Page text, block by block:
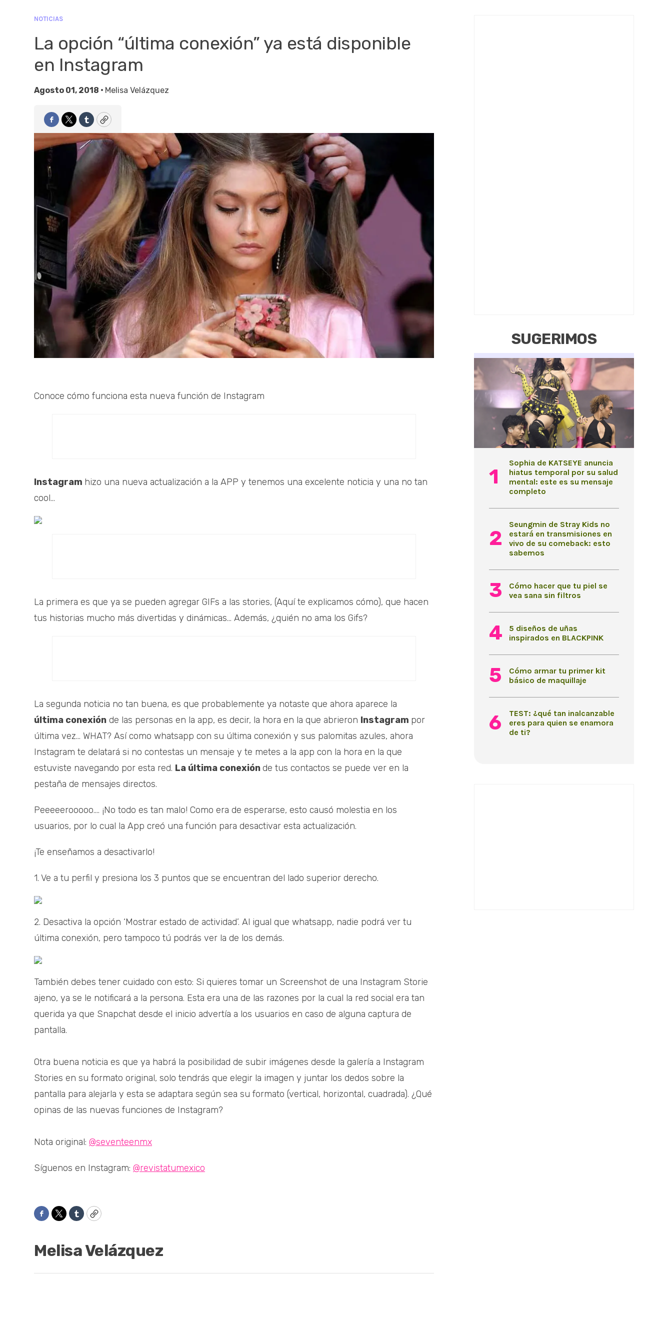
NOTICIAS
La opción “última conexión” ya está disponible
en Instagram
Agosto 01, 2018 • Melisa Velázquez
Facebook
TwitterTumblrCopy
Conoce cómo funciona esta nueva función de Instagram
Instagram hizo una nueva actualización a la APP y tenemos una excelente noticia y una no tan
cool...
La primera es que ya se pueden agregar GIFs a las stories, (Aquí te explicamos cómo), que hacen
tus historias mucho más divertidas y dinámicas... Además, ¿quién no ama los Gifs?
La segunda noticia no tan buena, es que probablemente ya notaste que ahora aparece la
última conexión de las personas en la app, es decir, la hora en la que abrieron Instagram por
última vez... WHAT? Así como whatsapp con su última conexión y sus palomitas azules, ahora
Instagram te delatará si no contestas un mensaje y te metes a la app con la hora en la que
estuviste navegando por esta red. La última conexiónde tus contactos se puede ver en la
pestaña de mensajes directos.
Peeeeerooooo.... ¡No todo es tan malo! Como era de esperarse, esto causó molestia en los
usuarios, por lo cual la App creó una función para desactivar esta actualización.
¡Te enseñamos a desactivarlo!
1. Ve a tu perfil y presiona los 3 puntos que se encuentran del lado superior derecho.
2. Desactiva la opción ‘Mostrar estado de actividad’. Al igual que whatsapp, nadie podrá ver tu
última conexión, pero tampoco tú podrás ver la de los demás.
También debes tener cuidado con esto: Si quieres tomar un Screenshot de una Instagram Storie
ajeno, ya se le notificará a la persona. Esta era una de las razones por la cual la red social era tan
querida ya que Snapchat desde el inicio advertía a los usuarios en caso de alguna captura de
pantalla.
Otra buena noticia es que ya habrá la posibilidad de subir imágenes desde la galería a Instagram
Stories en su formato original, solo tendrás que elegir la imagen y juntar los dedos sobre la
pantalla para alejarla y esta se adaptara según sea su formato (vertical, horizontal, cuadrada). ¿Qué
opinas de las nuevas funciones de Instagram?
Nota original: @seventeenmx
Síguenos en Instagram: @revistatumexico
Facebook
TwitterTumblrCopy
Melisa Velázquez
SUGERIMOS
Sophia de KATSEYE anuncia
hiatus temporal por su salud
mental: este es su mensaje
completo
Seungmin de Stray Kids no
estará en transmisiones en
vivo de su comeback: esto
sabemos
Cómo hacer que tu piel se
vea sana sin filtros
5 diseños de uñas
inspirados en BLACKPINK
Cómo armar tu primer kit
básico de maquillaje
TEST: ¿qué tan inalcanzable
eres para quien se enamora
de ti?